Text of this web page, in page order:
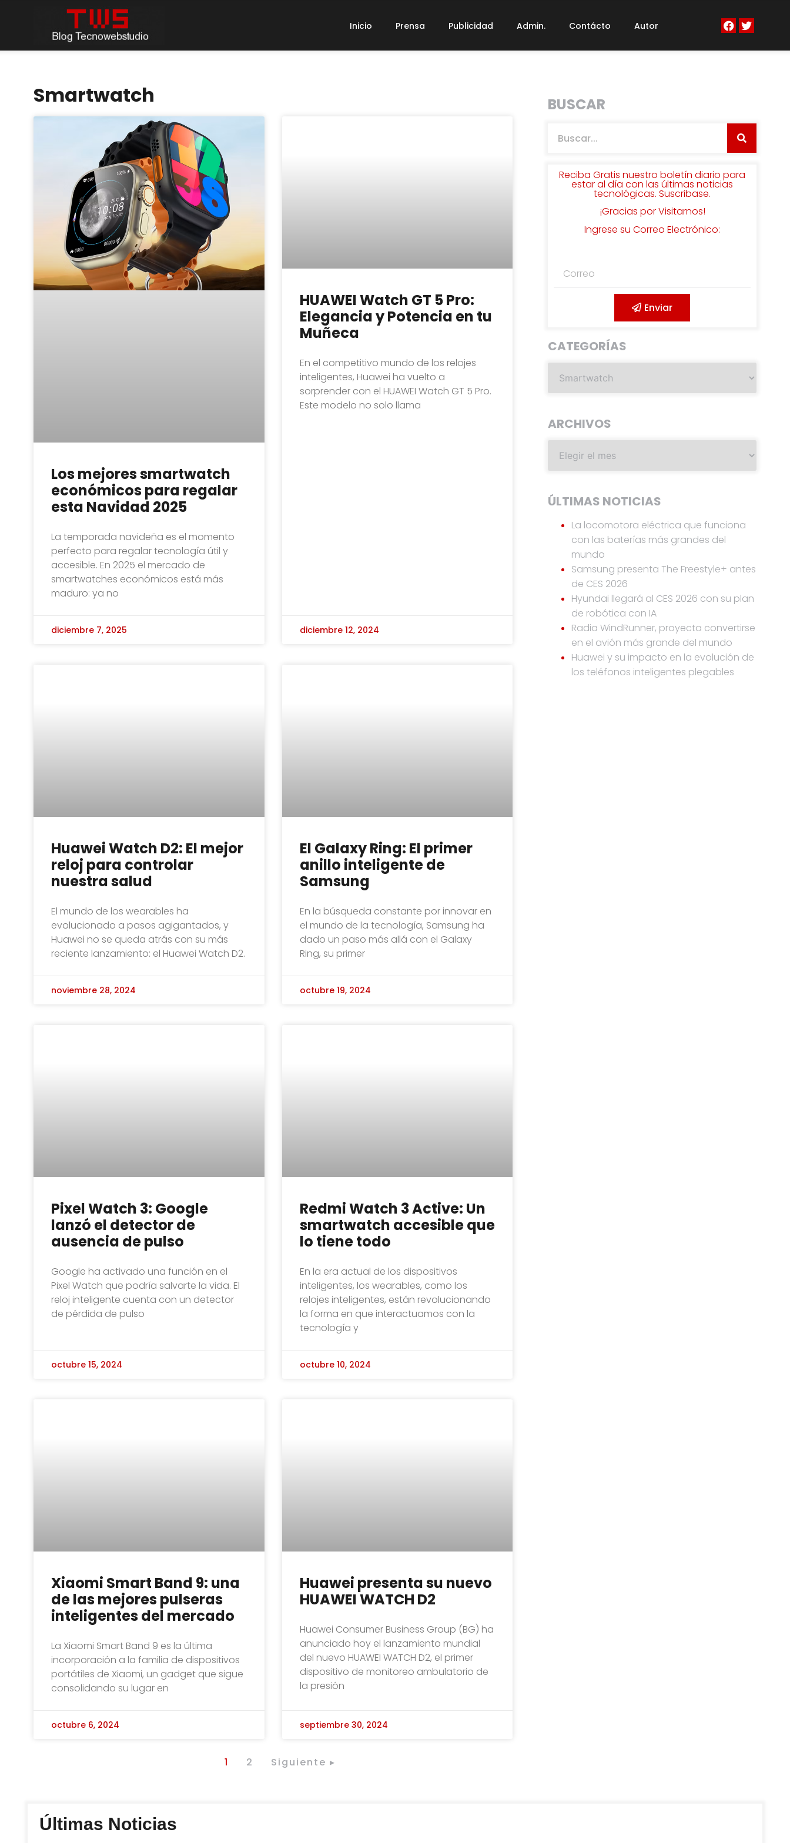
Inicio Prensa Publicidad Admin. Contácto Autor
Smartwatch
Los mejores smartwatch
económicos para regalar
esta Navidad 2025
La temporada navideña es el momento
perfecto para regalar tecnología útil y
accesible. En 2025 el mercado de
smartwatches económicos está más
maduro: ya no
diciembre 7, 2025
HUAWEI Watch GT 5 Pro:
Elegancia y Potencia en tu
Muñeca
En el competitivo mundo de los relojes
inteligentes, Huawei ha vuelto a
sorprender con el HUAWEI Watch GT 5 Pro.
Este modelo no solo llama
diciembre 12, 2024
Huawei Watch D2: El mejor
reloj para controlar
nuestra salud
El mundo de los wearables ha
evolucionado a pasos agigantados, y
Huawei no se queda atrás con su más
reciente lanzamiento: el Huawei Watch D2.
noviembre 28, 2024
El Galaxy Ring: El primer
anillo inteligente de
Samsung
En la búsqueda constante por innovar en
el mundo de la tecnología, Samsung ha
dado un paso más allá con el Galaxy
Ring, su primer
octubre 19, 2024
Pixel Watch 3: Google
lanzó el detector de
ausencia de pulso
Google ha activado una función en el
Pixel Watch que podría salvarte la vida. El
reloj inteligente cuenta con un detector
de pérdida de pulso
octubre 15, 2024
Redmi Watch 3 Active: Un
smartwatch accesible que
lo tiene todo
En la era actual de los dispositivos
inteligentes, los wearables, como los
relojes inteligentes, están revolucionando
la forma en que interactuamos con la
tecnología y
octubre 10, 2024
Xiaomi Smart Band 9: una
de las mejores pulseras
inteligentes del mercado
La Xiaomi Smart Band 9 es la última
incorporación a la familia de dispositivos
portátiles de Xiaomi, un gadget que sigue
consolidando su lugar en
octubre 6, 2024
Huawei presenta su nuevo
HUAWEI WATCH D2
Huawei Consumer Business Group (BG) ha
anunciado hoy el lanzamiento mundial
del nuevo HUAWEI WATCH D2, el primer
dispositivo de monitoreo ambulatorio de
la presión
septiembre 30, 2024
1 2 Siguiente ▸
BUSCAR
Reciba Gratis nuestro boletín diario para
estar al día con las últimas noticias
tecnológicas. Suscribase.
¡Gracias por Visitarnos!
Ingrese su Correo Electrónico:
Enviar
CATEGORÍAS
ARCHIVOS
ÚLTIMAS NOTICIAS
La locomotora eléctrica que funciona
con las baterías más grandes del
mundo
Samsung presenta The Freestyle+ antes
de CES 2026
Hyundai llegará al CES 2026 con su plan
de robótica con IA
Radia WindRunner, proyecta convertirse
en el avión más grande del mundo
Huawei y su impacto en la evolución de
los teléfonos inteligentes plegables
Últimas Noticias